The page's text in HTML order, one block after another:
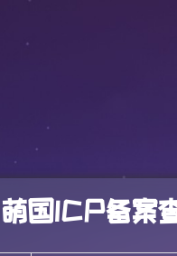
萌国ICP备案